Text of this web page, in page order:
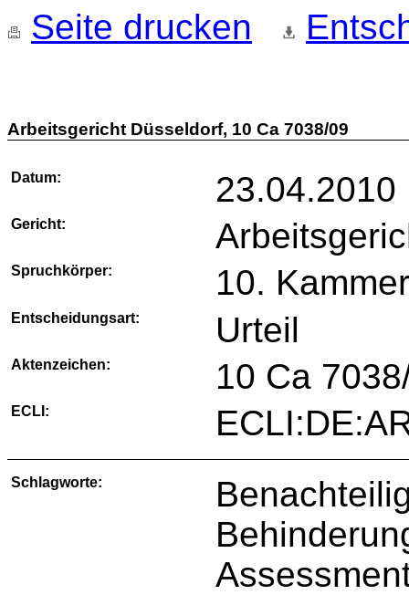
Seite drucken
Arbeitsgericht Düsseldorf, 10 Ca 7038/09
Datum: 23.04.2010
Gericht:
Spruchkörper: 10.
Entscheidungsart: Urteil
Aktenzeichen: 10 Ca
ECLI:
Schlagworte: